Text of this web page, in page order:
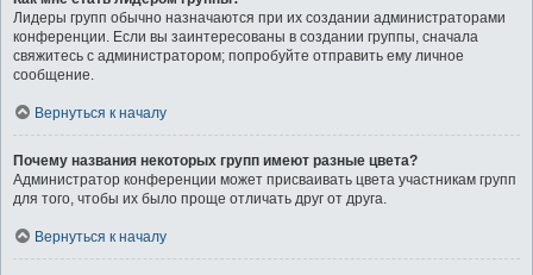
Лидеры групп обычно назначаются при их создании администраторами
конференции. Если вы заинтересованы в создании группы, сначала
свяжитесь с администратором; попробуйте отправить ему личное
сообщение.
Вернуться к началу
Почему названия некоторых групп имеют разные цвета?
Администратор конференции может присваивать цвета участникам групп
для того, чтобы их было проще отличать друг от друга.
Вернуться к началу